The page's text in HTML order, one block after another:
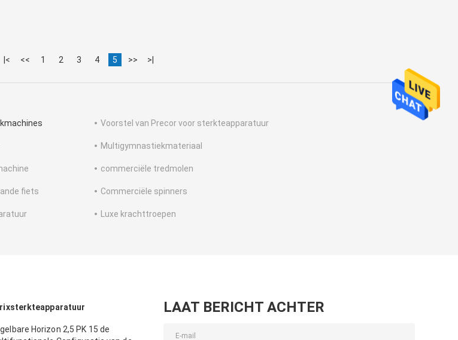
|< << 1 2 3 4 5 >> >|
Voorstel van Precor voor sterkteapparatuur
Multigymnastiekmateriaal
commerciële tredmolen
fiets Commerciële spinners
Luxe krachttroepen
Horizon 2,5 PK 15 de
LAAT BERICHT ACHTER